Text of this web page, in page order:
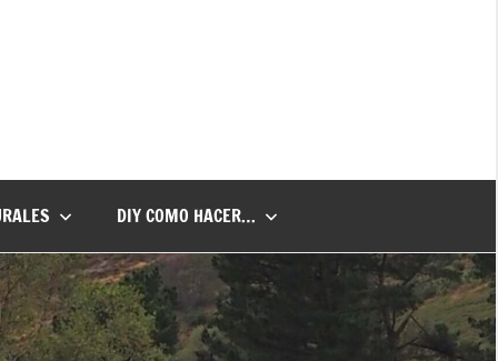
DIY COMO HACER…